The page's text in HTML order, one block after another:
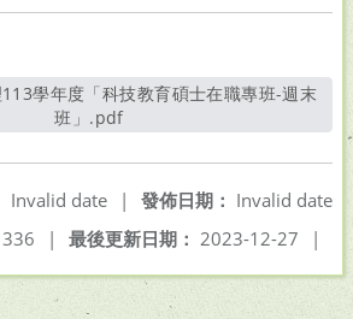
班」.pdf另開新視窗
發佈日期： Invalid date
Invalid date
|
最後更新日期： 2023-12-27 |
336 |